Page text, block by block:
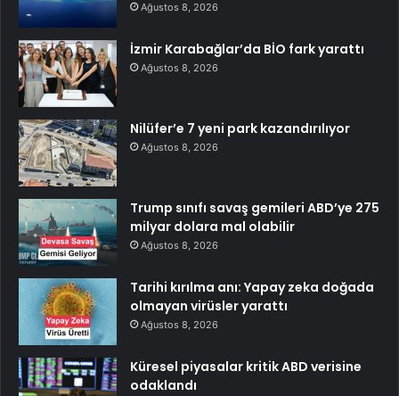
Ağustos 8, 2026
İzmir Karabağlar’da BİO fark yarattı
Ağustos 8, 2026
Nilüfer’e 7 yeni park kazandırılıyor
Ağustos 8, 2026
Trump sınıfı savaş gemileri ABD’ye 275
milyar dolara mal olabilir
Ağustos 8, 2026
Tarihi kırılma anı: Yapay zeka doğada
olmayan virüsler yarattı
Ağustos 8, 2026
Küresel piyasalar kritik ABD verisine
odaklandı